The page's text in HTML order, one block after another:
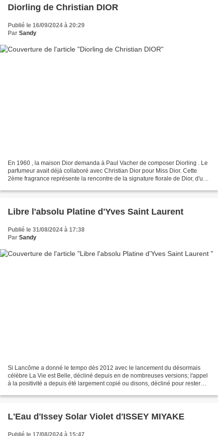
Diorling de Christian DIOR
Publié le 16/09/2024 à 20:29
Par Sandy
En 1960 , la maison Dior demanda à Paul Vacher de composer Diorling . Le
parfumeur avait déjà collaboré avec Christian Dior pour Miss Dior. Cette
2ème fragrance représente la rencontre de la signature florale de Dior, d'un
Libre l'absolu Platine d'Yves Saint Laurent
Publié le 31/08/2024 à 17:38
Par Sandy
Si Lancôme a donné le tempo dès 2012 avec le lancement du désormais
célèbre La Vie est Belle, décliné depuis en de nombreuses versions; l'appel
à la positivité a depuis été largement copié ou disons, décliné pour rester
L'Eau d'Issey Solar Violet d'ISSEY MIYAKE
Publié le 17/08/2024 à 15:47